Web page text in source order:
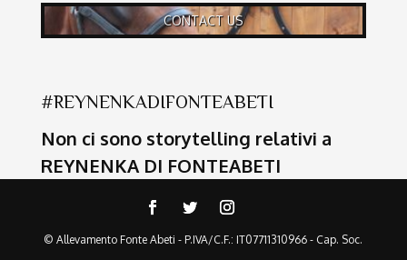
CONTACT US
#REYNENKADIFONTEABETI
Non ci sono storytelling relativi a
REYNENKA DI FONTEABETI
© Allevamento Fonte Abeti - P.IVA/C.F.: IT07711310966 - Cap. Soc.